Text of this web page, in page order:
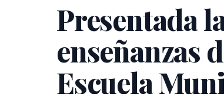
Presentada
enseñanzas
Escuela